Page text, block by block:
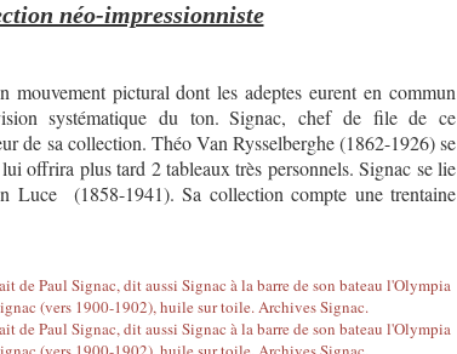
néo-impressionniste
mouvement pictural dont les adeptes eurent en commun
systématique du ton. Signac, chef de file de ce
de sa collection. Théo Van Rysselberghe (1862-1926) se
offrira plus tard 2 tableaux très personnels. Signac se lie
Luce (1858-1941). Sa collection compte une trentaine